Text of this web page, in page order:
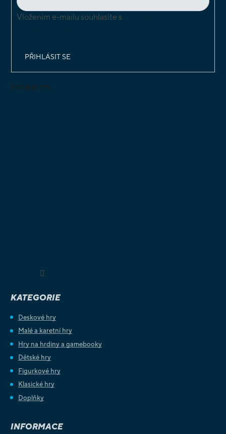
Vložením e-mailu souhlasíte s
PŘIHLÁSIT SE
Instagram
KATEGORIE
Deskové hry
Malé a karetní hry
Hry na hrdiny a gamebooky
Dětské hry
Figurkové hry
Klasické hry
Doplňky
INFORMACE